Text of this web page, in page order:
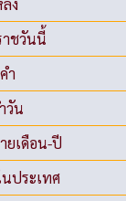
ง
าชวันนี้
ำ
วัน
ยเดือน-ปี
ประเทศ